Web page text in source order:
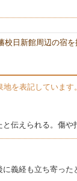
校日新館周辺の宿を
を表記しています。
伝えられる。傷や
義経も立ち寄った